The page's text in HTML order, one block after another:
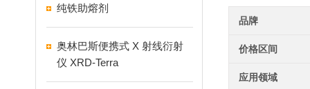
纯铁助熔剂
奥林巴斯便携式 X 射线衍射
仪 XRD-Terra
品牌
价格区间
应用领域